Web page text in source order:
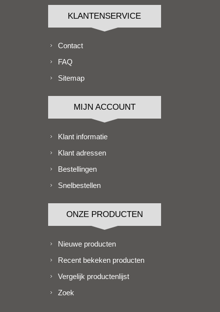
KLANTENSERVICE
Contact
FAQ
Sitemap
MIJN ACCOUNT
Klant informatie
Klant adressen
Bestellingen
Snelbestellen
ONZE PRODUCTEN
Nieuwe producten
Recent bekeken producten
Vergelijk productenlijst
Zoek